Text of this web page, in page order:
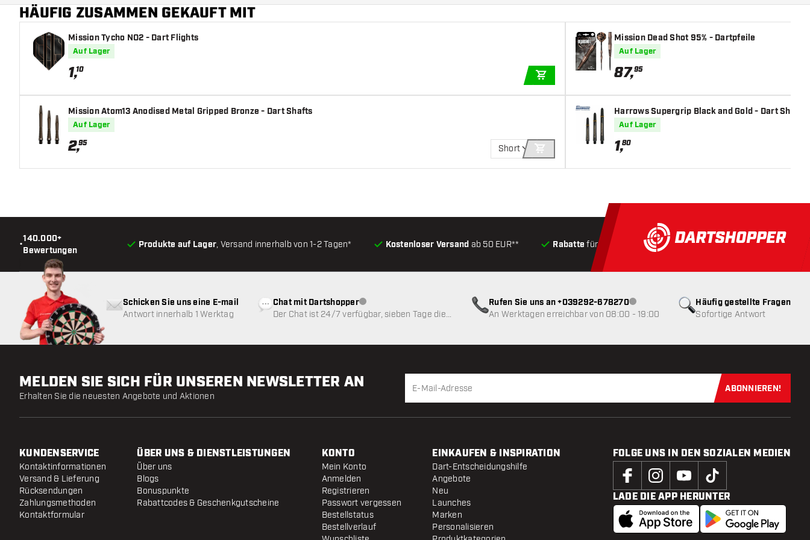
Hauptfarbe
HÄUFIG ZUSAMMEN GEKAUFT MIT
Mission Tycho NO2 - Dart Flights
Auf Lager
1,10
Mission Atom13 Anodised Metal Gripped Bronze - Dart Shafts
Auf Lager
2,95
Short
IN DEN WARENKORB
Mission Dead Shot 95% - Dartpfeile
Auf Lager
87,95
Harrows Supergrip Black and Gold - Dart Shafts
Auf Lager
1,80
•
140.000+
Bewertungen
Produkte auf Lager, Versand innerhalb von 1-2 Tagen* Kostenloser Versand ab 50 EUR** Rabatte für Kunden Produkte auf Lager, Versand
Häufig gestellte Fragen
Sofortige Antwort
Schicken Sie uns eine E-mail
Antwort innerhalb 1 Werktag
Chat mit DartshopperKundenservice nicht verfügbar
Der Chat ist 24/7 verfügbar, sieben Tage die
Rufen Sie uns an +039292-678270Kundenservice nicht verfügbar
An Werktagen erreichbar von 08:00 - 19:00
MELDEN SIE SICH FÜR UNSEREN NEWSLETTER AN
Erhalten Sie die neuesten Angebote und Aktionen
Jetzt für
ABONNIEREN!
KUNDENSERVICE
Kontaktinformationen
Versand & Lieferung
Rücksendungen
Zahlungsmethoden
Kontaktformular
ÜBER UNS & DIENSTLEISTUNGEN
Über uns
Blogs
Bonuspunkte
Rabattcodes & Geschenkgutscheine
KONTO
Mein Konto
Anmelden
Registrieren
Passwort vergessen
Bestellstatus
Bestellverlauf
EINKAUFEN & INSPIRATION
Dart-Entscheidungshilfe
Angebote
Neu
Launches
Marken
Personalisieren
FOLGE UNS IN DEN SOZIALEN MEDIEN
LADE DIE APP HERUNTER